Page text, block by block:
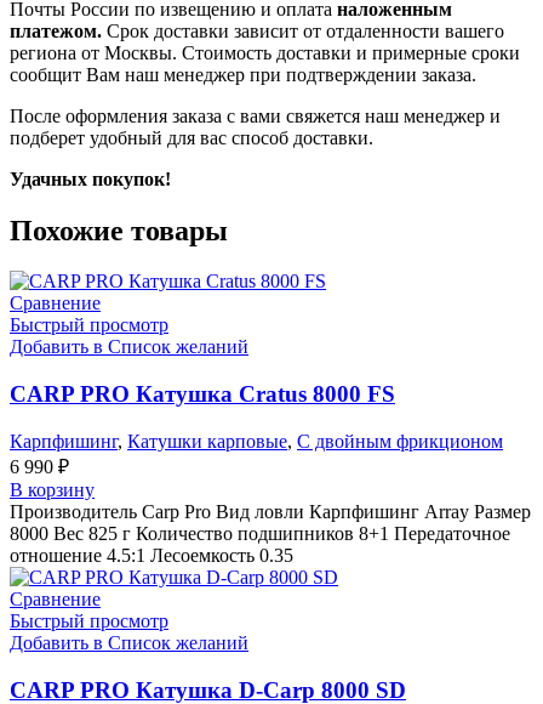
Почты России по извещению и оплата наложенным
платежом. Срок доставки зависит от отдаленности вашего
региона от Москвы. Стоимость доставки и примерные сроки
сообщит Вам наш менеджер при подтверждении заказа.
После оформления заказа с вами свяжется наш менеджер и
подберет удобный для вас способ доставки.
Удачных покупок!
Похожие товары
Сравнение
Быстрый просмотр
Добавить в Список желаний
CARP PRO Катушкa Cratus 8000 FS
Карпфишинг, Катушки карповые, С двойным фрикционом
6 990 ₽
В корзину
Производитель Carp Pro Вид ловли Карпфишинг Array Размер
8000 Вес 825 г Количество подшипников 8+1 Передаточное
отношение 4.5:1 Лесоемкость 0.35
Сравнение
Быстрый просмотр
Добавить в Список желаний
CARP PRO Катушкa D-Carp 8000 SD